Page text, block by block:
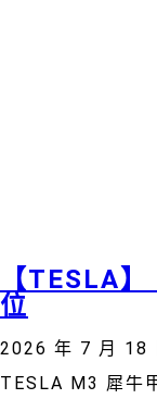
【TESLA
位
2026 年 7 月 18
TESLA M3 犀牛